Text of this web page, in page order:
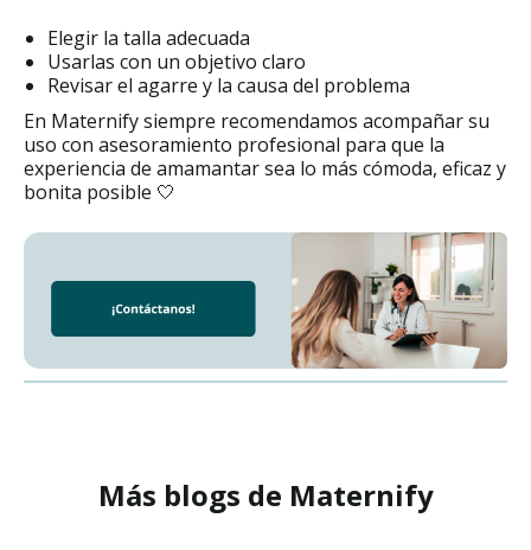
Elegir la talla adecuada
Usarlas con un objetivo claro
Revisar el agarre y la causa del problema
En Maternify siempre recomendamos acompañar su
uso con asesoramiento profesional para que la
experiencia de amamantar sea lo más cómoda, eficaz y
bonita posible 🤍
Más blogs de Maternify